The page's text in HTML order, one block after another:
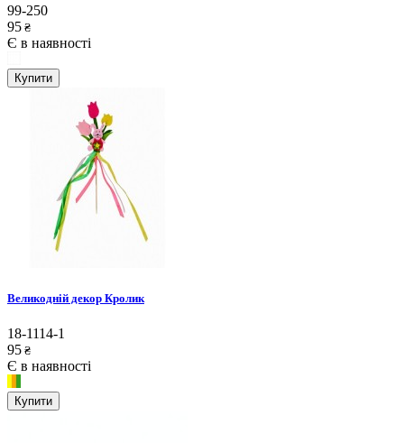
99-250
95 ₴
Є в наявності
Купити
Великодній декор Кролик
18-1114-1
95 ₴
Є в наявності
Купити